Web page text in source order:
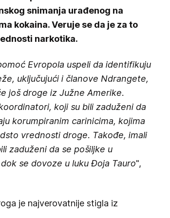
snimanja urađenog na
kokaina. Veruje se da je za to
narkotika.
Evropola uspeli da identifikuju
uključujući i članove Ndrangete,
još droge iz Južne Amerike.
koji su bili zaduženi da
korumpiranim carinicima, kojima
vrednosti droge. Takođe, imali
zaduženi da se pošiljke u
se dovoze u luku Đoja Tauro",
je najverovatnije stigla iz